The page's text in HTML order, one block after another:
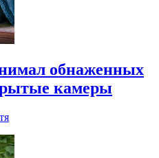
обнаженных
камеры